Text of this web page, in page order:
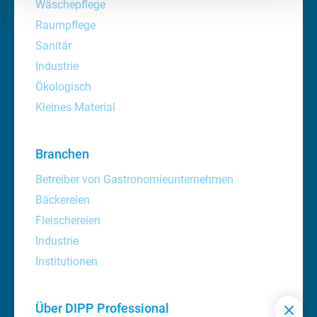
Wäschepflege
Raumpflege
Sanitär
Industrie
Ökologisch
Kleines Material
Branchen
Betreiber von Gastronomieunternehmen
Bäckereien
Fleischereien
Industrie
Institutionen
Über DIPP Professional